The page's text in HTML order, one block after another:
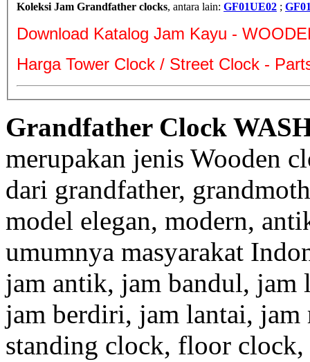
Koleksi Jam Grandfather clocks, antara lain: GF01UE02 ;
Download Katalog Jam Kayu -
Harga Tower Clock / Street Clock -
Grandfather Clock
merupakan jenis Wooden
dari grandfather,
model elegan, modern,
umumnya masyarakat
jam antik, jam bandul, jam
jam berdiri, jam lantai, jam
standing clock, floor